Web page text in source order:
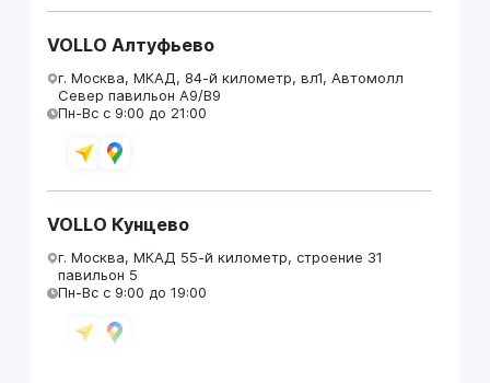
VOLLO Алтуфьево
г. Москва, МКАД, 84-й километр, вл1, Автомолл
Север павильон А9/В9
Пн-Вс с 9:00 до 21:00
VOLLO Кунцево
г. Москва, МКАД 55-й километр, строение 31
павильон 5
Пн-Вс с 9:00 до 19:00